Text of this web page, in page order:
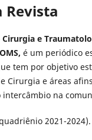
Revista
Cirurgia e
é um periódico
tem por objetivo
Cirurgia e áreas
na
2021-2024).